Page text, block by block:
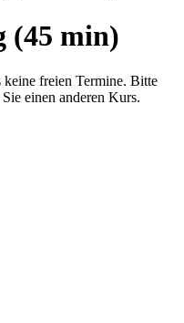
(45 min)
freien Termine. Bitte
einen anderen Kurs.